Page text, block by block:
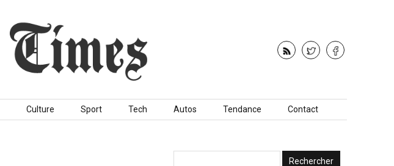
Culture Sport Tech Autos Tendance Contact